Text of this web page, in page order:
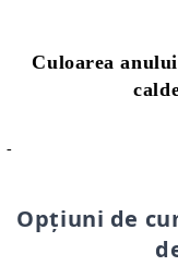
Culoarea
-
Opțiuni de